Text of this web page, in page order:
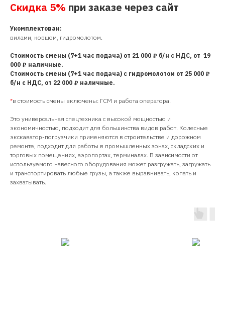
Скидка 5% при заказе через сайт
Укомплектован:
вилами, ковшом, гидромолотом.
Стоимость смены (7+1 час подача) от 21 000 ₽ б/н с НДС, от 19
000 ₽ наличные.
Стоимость смены (7+1 час подача) с гидромолотом от 25 000 ₽
б/н с НДС, от 22 000 ₽ наличные.
*в стоимость смены включены: ГСМ и работа оператора.
Это универсальная спецтехника с высокой мощностью и
экономичностью, подходит для большинства видов работ. Колесные
экскаватор-погрузчики применяются в строительстве и дорожном
ремонте, подходит для работы в промышленных зонах, складских и
торговых помещениях, аэропортах, терминалах. В зависимости от
используемого навесного оборудования может разгружать, загружать
и транспортировать любые грузы, а также выравнивать, копать и
захватывать.